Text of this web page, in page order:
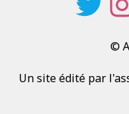
©
Un site édité par